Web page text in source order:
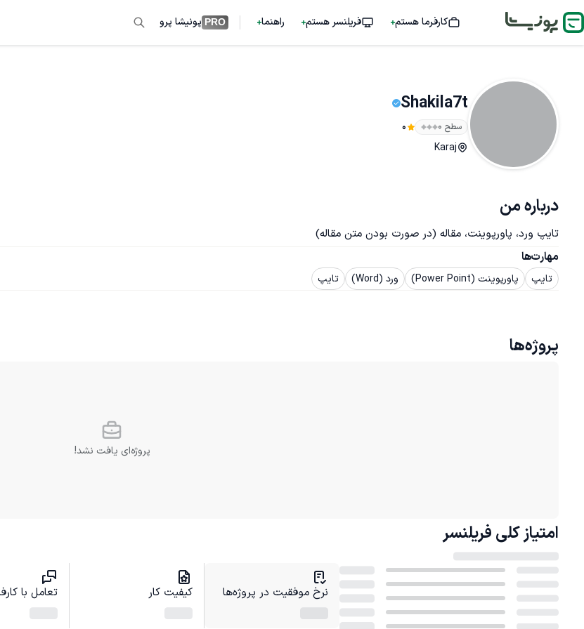
کارفرما هستم فریلنسر هستم راهنما PRO پونیشا پرو
Shakila7t
سطح ۰ 0
Karaj
درباره من
تایپ ورد، پاورپوینت، مقاله (در صورت بودن متن مقاله)
مهارت‌ها
تایپ پاورپوینت (Power Point) ورد (Word) تایپ
پروژه‌ها
پروژه‌ای یافت نشد!
امتیاز کلی فریلنسر
نرخ موفقیت در پروژه‌ها کیفیت کار تعامل با